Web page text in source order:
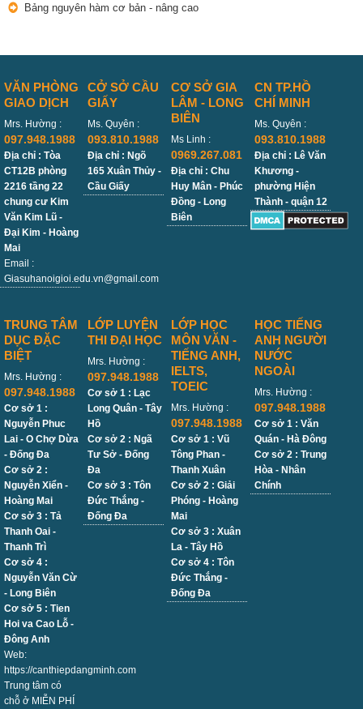
Bảng nguyên hàm cơ bản - nâng cao
VĂN PHÒNG
GIAO DỊCH
Mrs. Hường :
097.948.1988
Địa chỉ : Tòa
CT12B phòng
2216 tầng 22
chung cư Kim
Văn Kim Lũ -
Đại Kim - Hoàng
Mai
Email :
Giasuhanoigioi.edu.vn@gmail.com
CỞ SỞ CẦU
GIẤY
Ms. Quyên :
093.810.1988
Địa chỉ : Ngõ
165 Xuân Thủy -
Cầu Giấy
CƠ SỞ GIA
LÂM - LONG
BIÊN
Ms Linh :
0969.267.081
Địa chỉ : Chu
Huy Mân - Phúc
Đồng - Long
Biên
CN TP.HỒ
CHÍ MINH
Ms. Quyên :
093.810.1988
Địa chỉ : Lê Văn
Khương -
phường Hiện
Thành - quận 12
TRUNG TÂM
DỤC ĐẶC
BIỆT
Mrs. Hường :
097.948.1988
Cơ sở 1 :
Nguyễn Phuc
Lai - O Chợ Dừa
- Đống Đa
Cơ sở 2 :
Nguyễn Xiển -
Hoàng Mai
Cơ sở 3 : Tả
Thanh Oai -
Thanh Trì
Cơ sở 4 :
Nguyễn Văn Cừ
- Long Biên
Cơ sở 5 : Tien
Hoi va Cao Lỗ -
Đông Anh
Web:
https://canthiepdangminh.com
Trung tâm có
chỗ ở MIỄN PHÍ
LỚP LUYỆN
THI ĐẠI HỌC
Mrs. Hường :
097.948.1988
Cơ sở 1 : Lạc
Long Quân - Tây
Hồ
Cơ sở 2 : Ngã
Tư Sở - Đống
Đa
Cơ sở 3 : Tôn
Đức Thắng -
Đống Đa
LỚP HỌC
MÔN VĂN -
TIẾNG ANH,
IELTS,
TOEIC
Mrs. Hường :
097.948.1988
Cơ sở 1 : Vũ
Tông Phan -
Thanh Xuân
Cơ sở 2 : Giải
Phóng - Hoàng
Mai
Cơ sở 3 : Xuân
La - Tây Hồ
Cơ sở 4 : Tôn
Đức Thắng -
Đống Đa
HỌC TIẾNG
ANH NGƯỜI
NƯỚC
NGOÀI
Mrs. Hường :
097.948.1988
Cơ sở 1 : Văn
Quán - Hà Đông
Cơ sở 2 : Trung
Hòa - Nhân
Chính